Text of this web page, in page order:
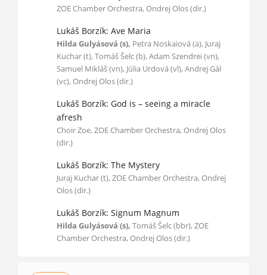
ZOE Chamber Orchestra, Ondrej Olos (dir.)
Lukáš Borzík: Ave Maria
Hilda Gulyásová (s), Petra Noskaiová (a), Juraj
Kuchar (t), Tomáš Šelc (b), Adam Szendrei (vn),
Samuel Mikláš (vn), Júlia Urdová (vl), Andrej Gál
(vc), Ondrej Olos (dir.)
Lukáš Borzík: God is – seeing a miracle
afresh
Choir Zoe, ZOE Chamber Orchestra, Ondrej Olos
(dir.)
Lukáš Borzík: The Mystery
Juraj Kuchar (t), ZOE Chamber Orchestra, Ondrej
Olos (dir.)
Lukáš Borzík: Signum Magnum
Hilda Gulyásová (s), Tomáš Šelc (bbr), ZOE
Chamber Orchestra, Ondrej Olos (dir.)